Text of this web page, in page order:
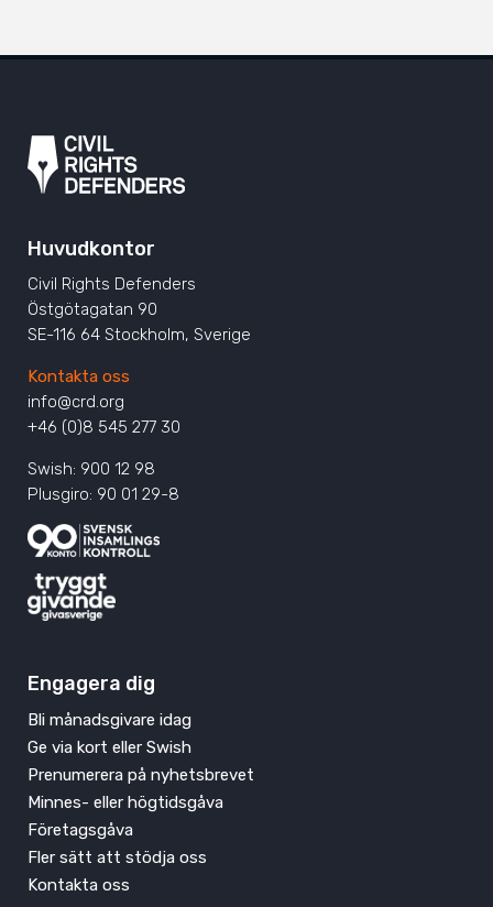
Huvudkontor
Civil Rights Defenders
Östgötagatan 90
SE-116 64 Stockholm, Sverige
Kontakta oss
info@crd.org
+46 (0)8 545 277 30
Swish: 900 12 98
Plusgiro: 90 01 29-8
Engagera dig
Bli månadsgivare idag
Ge via kort eller Swish
Prenumerera på nyhetsbrevet
Minnes- eller högtidsgåva
Företagsgåva
Fler sätt att stödja oss
Kontakta oss